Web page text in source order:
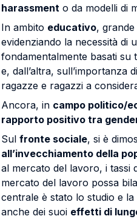
harassmento da modelli di
In ambito educativo, grande
evidenziando la necessità di
fondamentalmente basati su
e, dall’altra,
ragazze e ragazzi a
Ancora, in campo politico/
rapporto positivo tra
Sul fronte sociale, si è
all’invecchiamento della
al mercato del lavoro, i tassi
mercato del lavoro possa
centrale è stato lo studio e la
anche dei suoi effetti di